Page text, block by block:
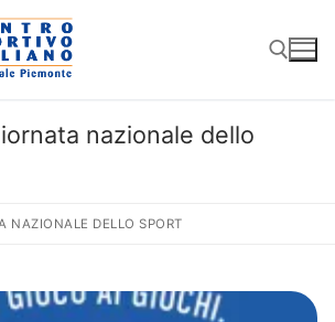
Cerca:
nazionale dello
NAZIONALE DELLO SPORT